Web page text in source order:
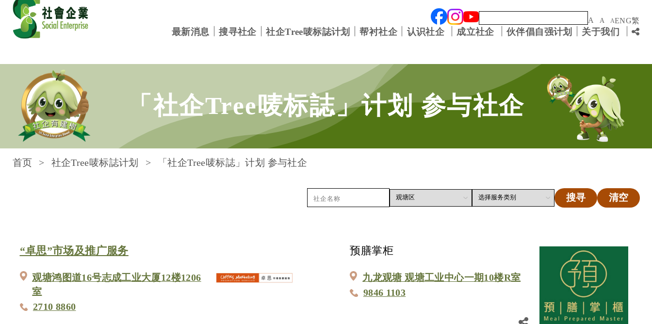
关键字 A A AENG繁
最新消息 搜寻社企 社企Tree唛标誌计划 帮衬社企 认识社企 成立社企 伙伴倡自强计划 关于我们
「社企Tree唛标誌」计划参与社企
首页 社企Tree唛标誌计划 「社企Tree唛标誌」计划 参与社企
搜寻 清空
“卓思”市场及推广服务
观塘鸿图道16号志成工业大厦12楼1206
室
2710 8860
预膳掌柜
九龙观塘 观塘工业中心一期10楼R室
9846 1103